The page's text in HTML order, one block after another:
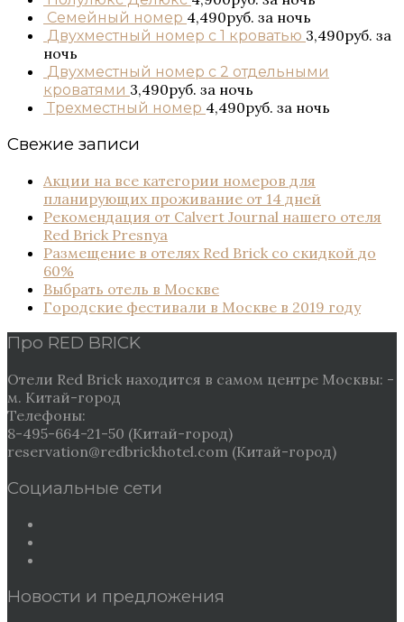
Семейный номер 4,490руб. за ночь
Двухместный номер с 1 кроватью 3,490руб. за
ночь
Двухместный номер с 2 отдельными
кроватями 3,490руб. за ночь
Трехместный номер 4,490руб. за ночь
Свежие записи
Акции на все категории номеров для
планирующих проживание от 14 дней
Рекомендация от Сalvert Journal нашего отеля
Red Brick Presnya
Размещение в отелях Red Brick со скидкой до
60%
Выбрать отель в Москве
Городские фестивали в Москве в 2019 году
Про RED BRICK
Отели Red Brick находится в самом центре Москвы: -
м. Китай-город
Телефоны:
8-495-664-21-50 (Китай-город)
reservation@redbrickhotel.com (Китай-город)
Социальные сети
Новости и предложения